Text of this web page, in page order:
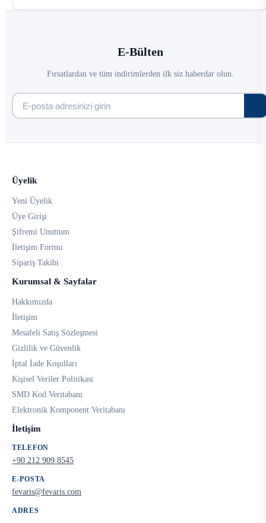
E-Bülten
Fırsatlardan ve tüm indirimlerden ilk siz haberdar olun.
Üyelik
Yeni Üyelik
Üye Girişi
Şifremi Unuttum
İletişim Formu
Sipariş Takibi
Kurumsal & Sayfalar
Hakkımızda
İletişim
Mesafeli Satış Sözleşmesi
Gizlilik ve Güvenlik
İptal İade Koşulları
Kişisel Veriler Politikası
SMD Kod Veritabanı
Elektronik Komponent Veritabanı
İletişim
TELEFON
+90 212 909 8545
E-POSTA
fevaris@fevaris.com
ADRES